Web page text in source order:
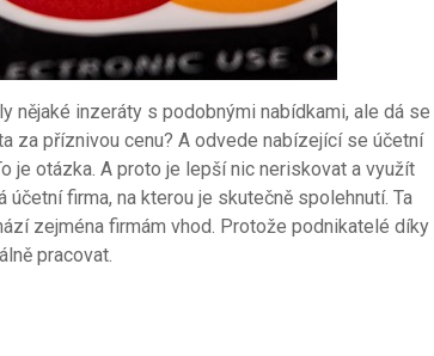
nějaké inzeráty s podobnými nabídkami, ale dá se
za příznivou cenu? A odvede nabízející se účetní
je otázka. A proto je lepší nic neriskovat a využít
účetní firma, na kterou je skutečně spolehnutí. Ta
zejména firmám vhod. Protože podnikatelé díky
pracovat.